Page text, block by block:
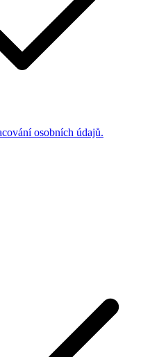
osobních údajů.